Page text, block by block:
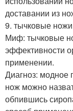
доставании из
9. тычковые
Миф: тычковые
эффективности
применении.
Диагноз: модное
нож можно
обпившись